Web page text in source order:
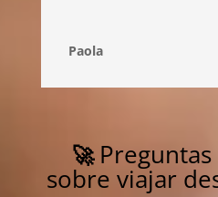
Paola
🚀
sobre viajar